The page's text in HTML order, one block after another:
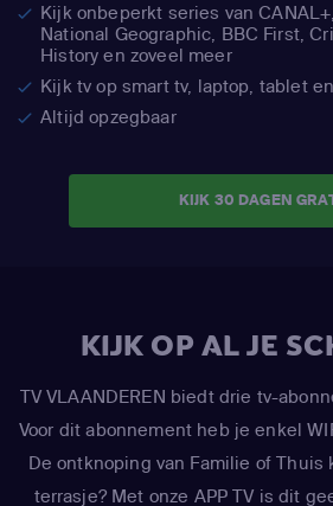
Kijk onbeperkt series van CANAL+,
National Geographic, BBC First,
History en zoveel meer
Kijk tv op smart tv, laptop, tablet
Altijd opzegbaar
KIJK 30 DAGEN
KIJK OP AL JE
TV VLAANDEREN biedt drie tv-
Voor dit abonnement heb je enkel
De ontknoping van Familie of Thuis
terrasje? Met onze APP TV is dit